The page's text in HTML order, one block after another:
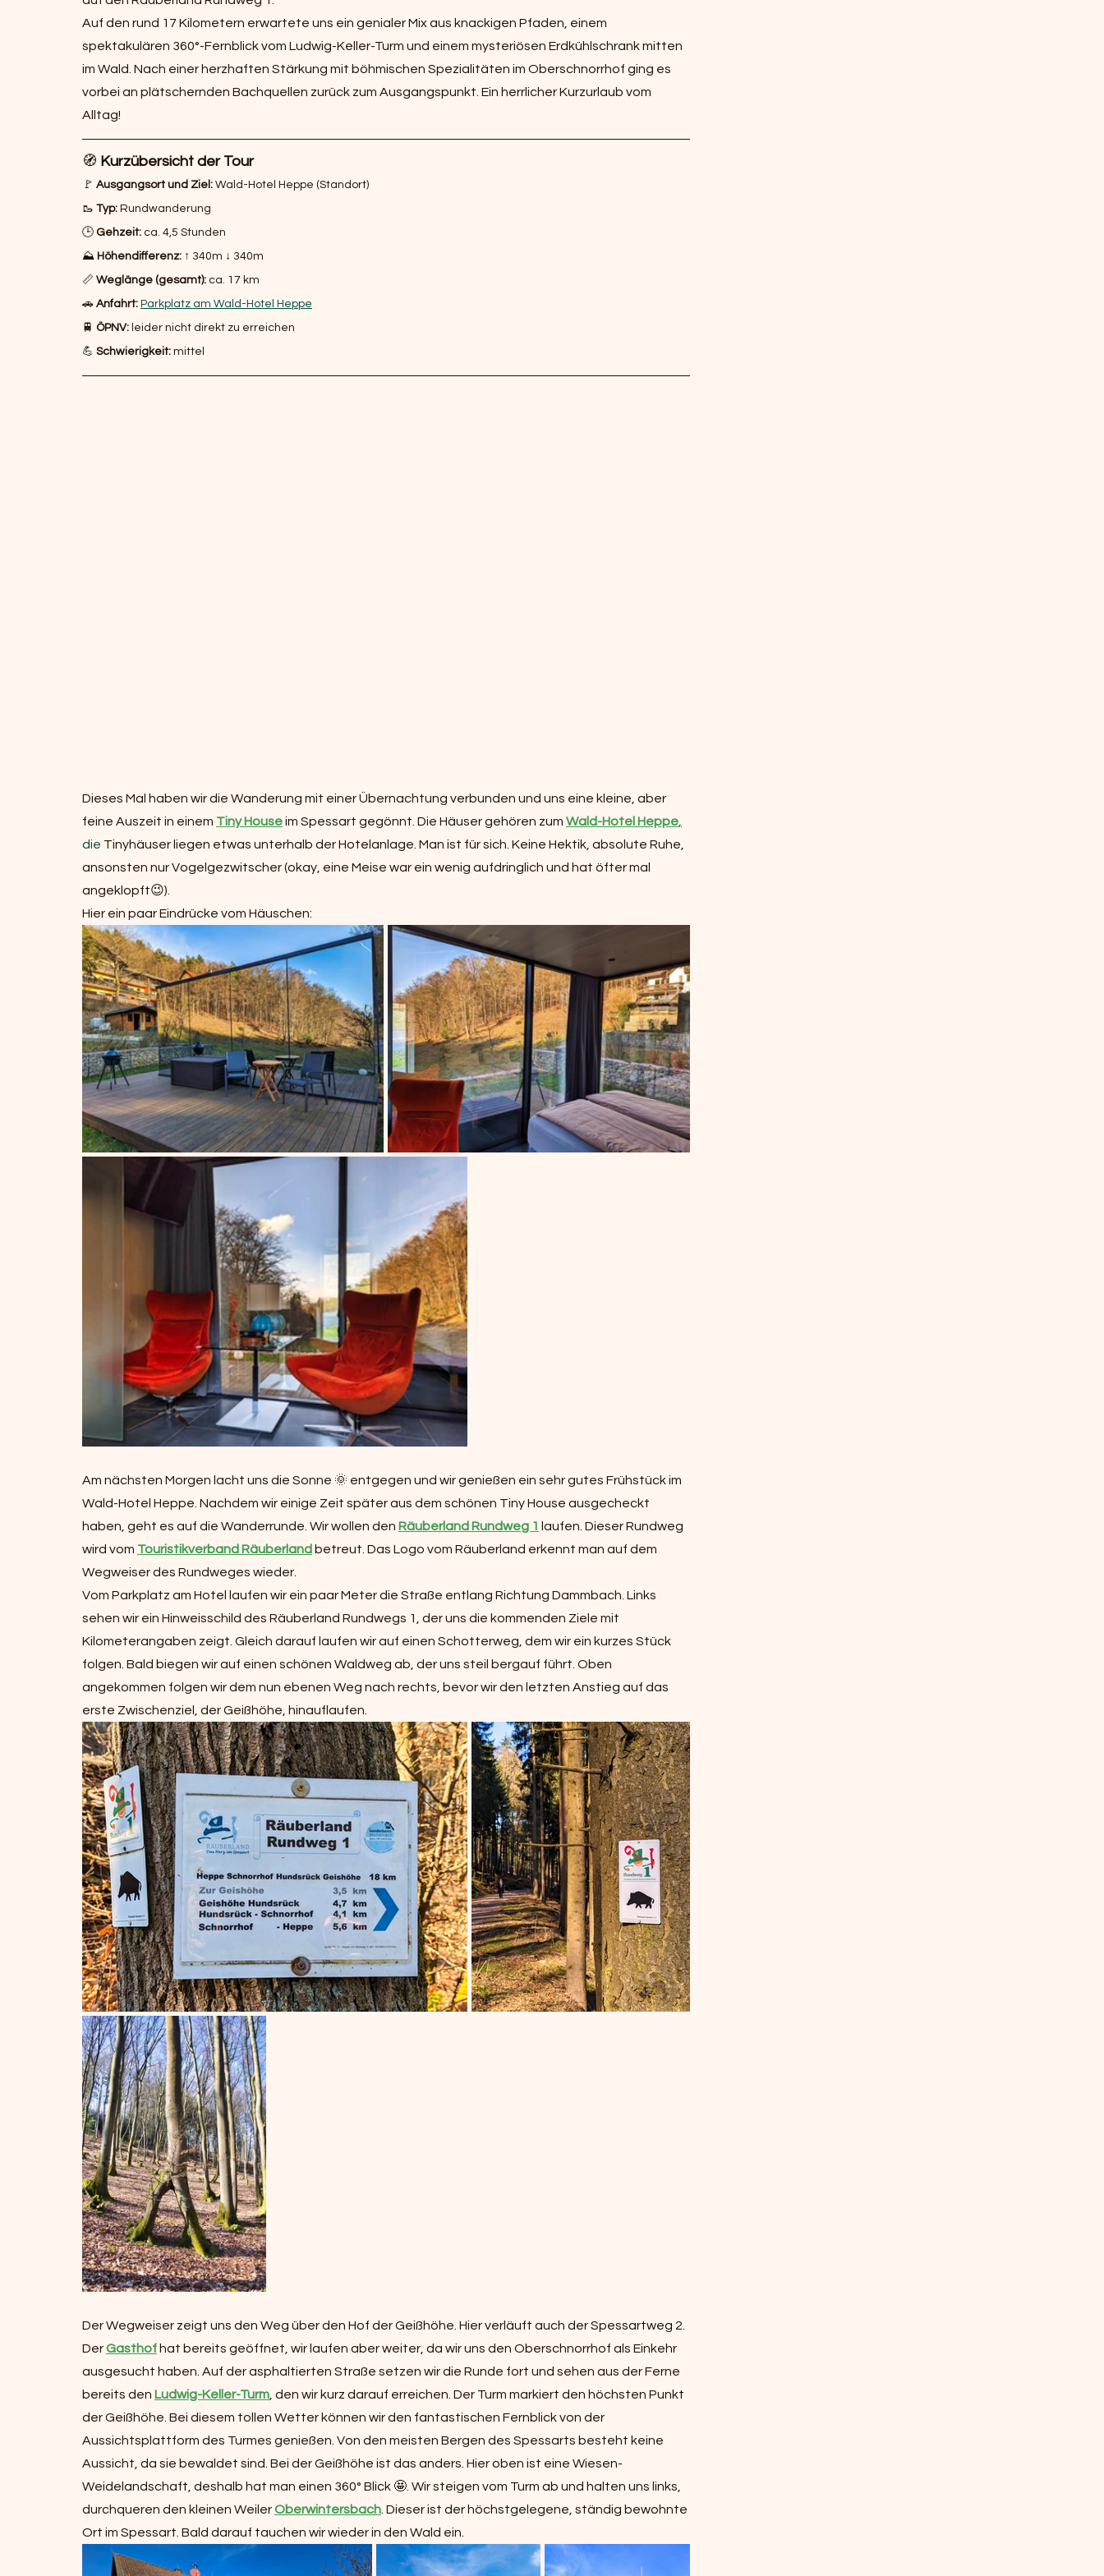
Auf den rund 17 Kilometern erwartete uns ein genialer Mix aus knackigen Pfaden, einem
spektakulären 360°-Fernblick vom Ludwig-Keller-Turm und einem mysteriösen Erdkühlschrank mitten
im Wald. Nach einer herzhaften Stärkung mit böhmischen Spezialitäten im Oberschnorrhof ging es
vorbei an plätschernden Bachquellen zurück zum Ausgangspunkt. Ein herrlicher Kurzurlaub vom
Alltag!
🧭 Kurzübersicht der Tour
🚩 Ausgangsort und Ziel: Wald-Hotel Heppe (Standort)
🥾 Typ: Rundwanderung
🕒 Gehzeit: ca. 4,5 Stunden
⛰️ Höhendifferenz: ↑ 340m ↓ 340m
📏 Weglänge (gesamt): ca. 17 km
🚗 Anfahrt: Parkplatz am Wald-Hotel Heppe
🚆 ÖPNV: leider nicht direkt zu erreichen
💪 Schwierigkeit: mittel
Dieses Mal haben wir die Wanderung mit einer Übernachtung verbunden und uns eine kleine, aber
feine Auszeit in einem Tiny House im Spessart gegönnt. Die Häuser gehören zum Wald-Hotel Heppe
die Tinyhäuser liegen etwas unterhalb der Hotelanlage. Man ist für sich. Keine Hektik, absolute Ruhe,
ansonsten nur Vogelgezwitscher (okay, eine Meise war ein wenig aufdringlich und hat öfter mal
angeklopft😉).
Hier ein paar Eindrücke vom Häuschen:
Am nächsten Morgen lacht uns die Sonne 🌞 entgegen und wir genießen ein sehr gutes Frühstück im
Wald-Hotel Heppe. Nachdem wir einige Zeit später aus dem schönen Tiny House ausgecheckt
haben, geht es auf die Wanderrunde. Wir wollen den Räuberland Rundweg 1 laufen. Dieser Rundweg
wird vom Touristikverband Räuberland betreut. Das Logo vom Räuberland erkennt man auf dem
Wegweiser des Rundweges wieder.
Vom Parkplatz am Hotel laufen wir ein paar Meter die Straße entlang Richtung Dammbach. Links
sehen wir ein Hinweisschild des Räuberland Rundwegs 1, der uns die kommenden Ziele mit
Kilometerangaben zeigt. Gleich darauf laufen wir auf einen Schotterweg, dem wir ein kurzes Stück
folgen. Bald biegen wir auf einen schönen Waldweg ab, der uns steil bergauf führt. Oben
angekommen folgen wir dem nun ebenen Weg nach rechts, bevor wir den letzten Anstieg auf das
erste Zwischenziel, der Geißhöhe, hinauflaufen.
Der Wegweiser zeigt uns den Weg über den Hof der Geißhöhe. Hier verläuft auch der Spessartweg 2.
Der Gasthof hat bereits geöffnet, wir laufen aber weiter, da wir uns den Oberschnorrhof als Einkehr
ausgesucht haben. Auf der asphaltierten Straße setzen wir die Runde fort und sehen aus der Ferne
bereits den Ludwig-Keller-Turm , den wir kurz darauf erreichen. Der Turm markiert den höchsten Punkt
der Geißhöhe. Bei diesem tollen Wetter können wir den fantastischen Fernblick von der
Aussichtsplattform des Turmes genießen. Von den meisten Bergen des Spessarts besteht keine
Aussicht, da sie bewaldet sind. Bei der Geißhöhe ist das anders. Hier oben ist eine Wiesen-
Weidelandschaft, deshalb hat man einen 360° Blick 🤩. Wir steigen vom Turm ab und halten uns links,
durchqueren den kleinen Weiler Oberwintersbach . Dieser ist der höchstgelegene, ständig bewohnte
Ort im Spessart. Bald darauf tauchen wir wieder in den Wald ein.